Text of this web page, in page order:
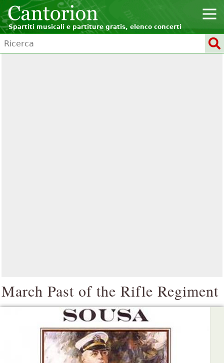
Spartiti musicali e partiture gratis, elenco concerti
March Past of the Rifle Regiment